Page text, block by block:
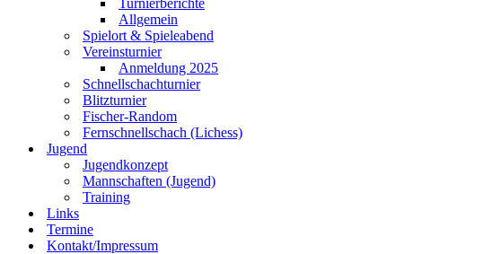
Turnierberichte
Allgemein
Spielort & Spieleabend
Vereinsturnier
Anmeldung 2025
Schnellschachturnier
Blitzturnier
Fischer-Random
Fernschnellschach (Lichess)
Jugend
Jugendkonzept
Mannschaften (Jugend)
Training
Links
Termine
Kontakt/Impressum